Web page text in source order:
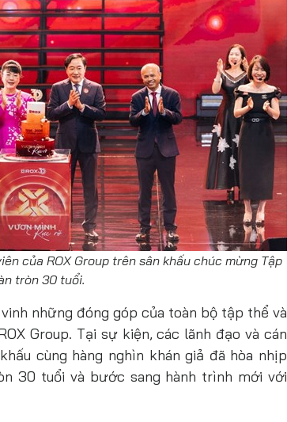
của ROX Group trên sân khấu chúc mừng Tập
tròn 30 tuổi.
những đóng góp của toàn bộ tập thể và
Group. Tại sự kiện, các lãnh đạo và cán
cùng hàng nghìn khán giả đã hòa nhịp
30 tuổi và bước sang hành trình mới với